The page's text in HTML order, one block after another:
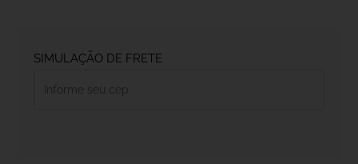
SIMULAÇÃO DE FRETE